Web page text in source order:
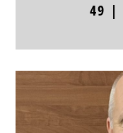
49 |